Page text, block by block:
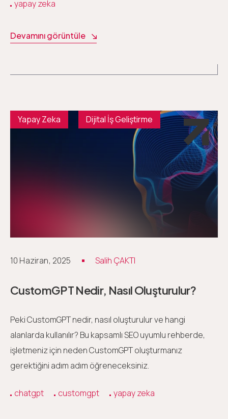
yapay zeka
Devamını görüntüle
Yapay Zeka Dijital İş Geliştirme
10 Haziran, 2025 Salih ÇAKTI
CustomGPT Nedir, Nasıl Oluşturulur?
Peki CustomGPT nedir, nasıl oluşturulur ve hangi
alanlarda kullanılır? Bu kapsamlı SEO uyumlu rehberde,
işletmeniz için neden CustomGPT oluşturmanız
gerektiğini adım adım öğreneceksiniz.
chatgpt customgpt yapay zeka